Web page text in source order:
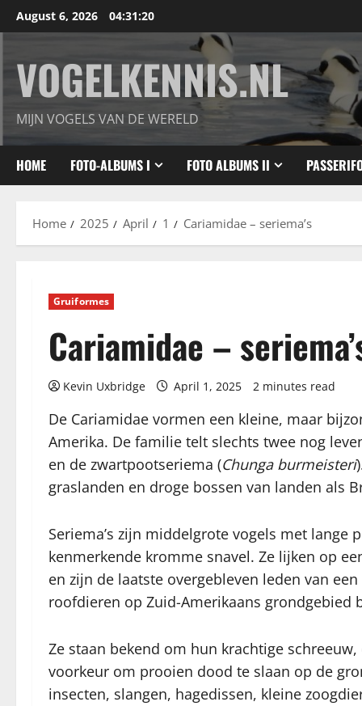
Skip
to
August 6, 2026 04:31:21
VOGELKENNIS.NL
MIJN VOGELS VAN DE WERELD
HOME FOTO-ALBUMS I FOTO ALBUMS II
Home 2025 April 1 Cariamidae – seriema’s
Gruiformes
Cariamidae –
Kevin Uxbridge April 1, 2025 2 minutes read
De Cariamidae vormen een kleine, maar
Amerika. De familie telt slechts twee nog
en de zwartpootseriema (Chunga burmeisteri
graslanden en droge bossen van landen als
Seriema’s zijn middelgrote vogels met
kenmerkende kromme snavel. Ze lijken op
en zijn de laatste overgebleven leden van
roofdieren op Zuid-Amerikaans grondgebied
Ze staan bekend om hun krachtige
voorkeur om prooien dood te slaan op de
insecten, slangen, hagedissen, kleine